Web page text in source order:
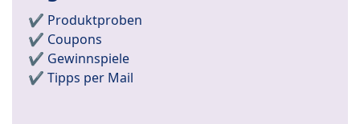
✔️ Produktproben
✔️ Coupons
✔️ Gewinnspiele
✔️ Tipps per Mail